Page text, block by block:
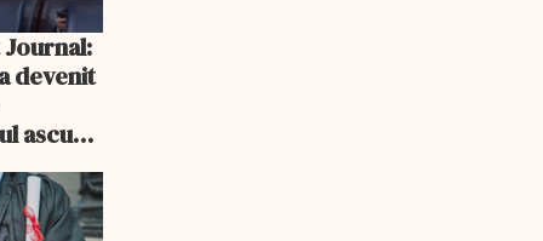
devenit
ascuns